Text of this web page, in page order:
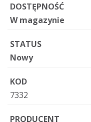
DOSTĘPNOŚĆ
W magazynie
STATUS
Nowy
KOD
7332
PRODUCENT